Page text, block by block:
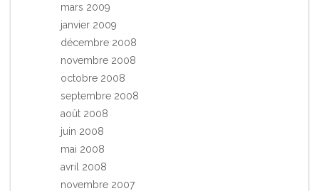
mars 2009
janvier 2009
décembre 2008
novembre 2008
octobre 2008
septembre 2008
août 2008
juin 2008
mai 2008
avril 2008
novembre 2007